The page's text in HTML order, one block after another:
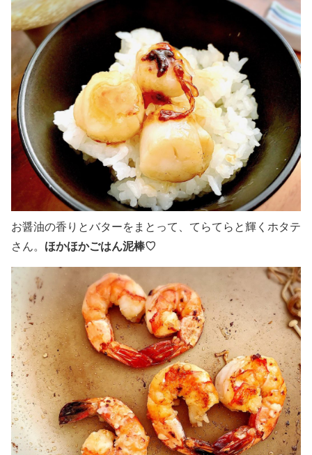
お醤油の香りとバターをまとって、てらてらと輝くホタテ
さん。 ほかほかごはん泥棒♡